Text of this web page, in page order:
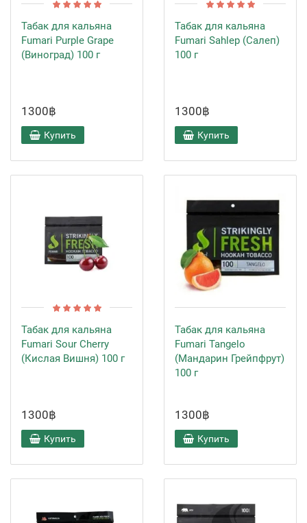
Табак для кальяна
Fumari Purple Grape
(Виноград) 100 г
1300฿
Купить
Табак для кальяна
Fumari Sahlep (Салеп)
100 г
1300฿
Купить
Табак для кальяна
Fumari Sour Cherry
(Кислая Вишня) 100 г
1300฿
Купить
Табак для кальяна
Fumari Tangelo
(Мандарин Грейпфрут)
100 г
1300฿
Купить